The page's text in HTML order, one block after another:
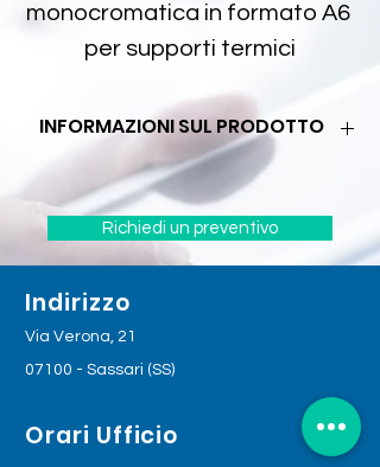
monocromatica in formato A6
per supporti termici
INFORMAZIONI SUL PRODOTTO
Stampa ad alta velocità
Le stampanti UP-D897 e UP-897MD
possono produrre stampe in formato A6
alla velocità straordinaria di circa 2
rispetto alle stampanti tradizionali,
rivelandosi come le stampanti più veloci
Facilità d'utilizzo superiore
Il pratico pannello frontale dotato di
display LCD e di manopola facilita le
Richiedi un preventivo
Indirizzo
Via Verona, 21
07100 - Sassari (SS)
Orari Ufficio